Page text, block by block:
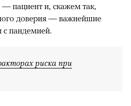
пациент и, скажем так,
доверия — важнейшие
пандемией.
риска при